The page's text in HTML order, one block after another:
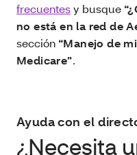
frecuentesy busque
no está en la red de
sección “Manejo de
Medicare”.
Ayuda con el
¿Necesita